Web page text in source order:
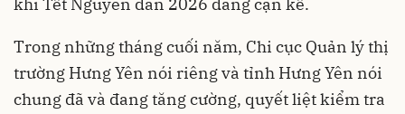
khi Tết Nguyên đán 2026 đang cận kề.
Trong những tháng cuối năm, Chi cục Quản lý thị
trường Hưng Yên nói riêng và tỉnh Hưng Yên nói
chung đã và đang tăng cường, quyết liệt kiểm tra